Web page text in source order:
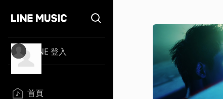
LINE 登入
首頁